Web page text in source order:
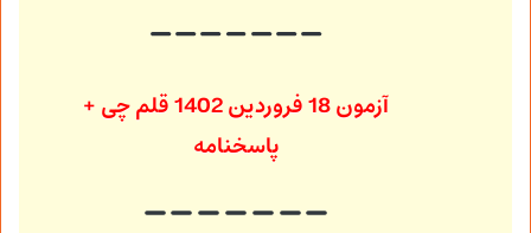
آزمون 18 فروردین 1402
قلم چی +
پاسخنامه